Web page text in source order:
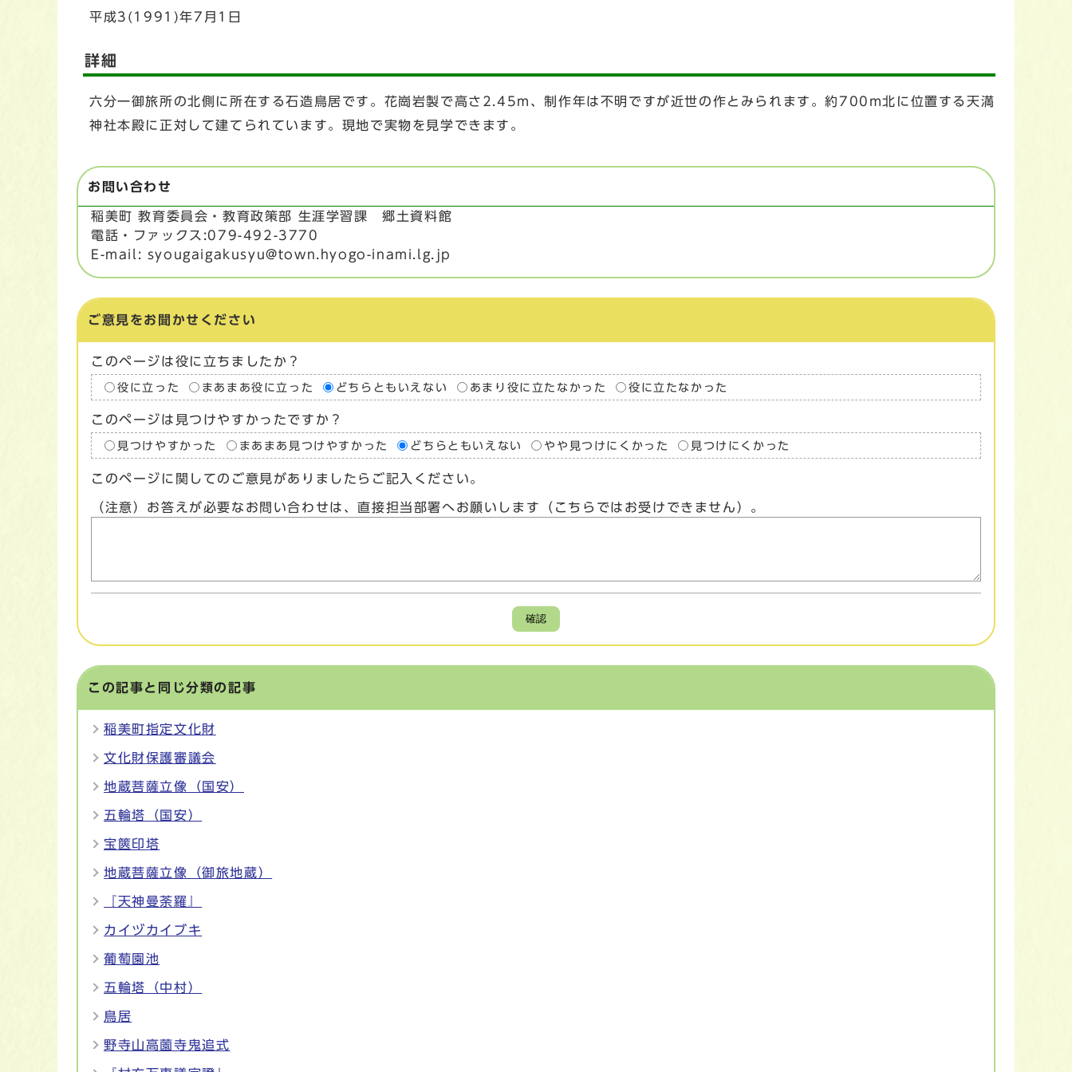
平成3(1991)年7月1日
詳細
六分一御旅所の北側に所在する石造鳥居です。花崗岩製で高さ2.45m、制作年は不明ですが近世の作とみられます。約700m北に位置する天満
神社本殿に正対して建てられています。現地で実物を見学できます。
お問い合わせ
稲美町 教育委員会・教育政策部 生涯学習課 郷土資料館
電話・ファックス:079-492-3770
E-mail: syougaigakusyu@town.hyogo-inami.lg.jp
ご意見をお聞かせください
このページは役に立ちましたか？
役に立った まあまあ役に立った どちらともいえない あまり役に立たなかった 役に立たなかった
このページは見つけやすかったですか？
見つけやすかった まあまあ見つけやすかった どちらともいえない やや見つけにくかった 見つけにくかった
このページに関してのご意見がありましたらご記入ください。
（注意）お答えが必要なお問い合わせは、直接担当部署へお願いします（こちらではお受けできません）。
確認
この記事と同じ分類の記事
稲美町指定文化財
文化財保護審議会
地蔵菩薩立像（国安）
五輪塔（国安）
宝篋印塔
地蔵菩薩立像（御旅地蔵）
『天神曼荼羅』
カイヅカイブキ
葡萄園池
五輪塔（中村）
鳥居
野寺山高薗寺鬼追式